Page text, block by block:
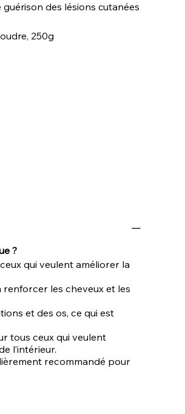
des lésions cutanées
250g
?
qui veulent améliorer la
renforcer les cheveux et les
et des os, ce qui est
tous ceux qui veulent
l’intérieur.
recommandé pour